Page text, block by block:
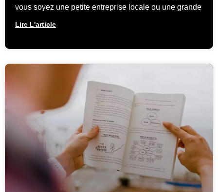
vous soyez une petite entreprise locale ou une grande
Lire L'article